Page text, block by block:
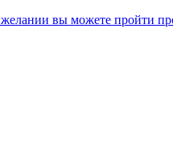
вы можете пройти